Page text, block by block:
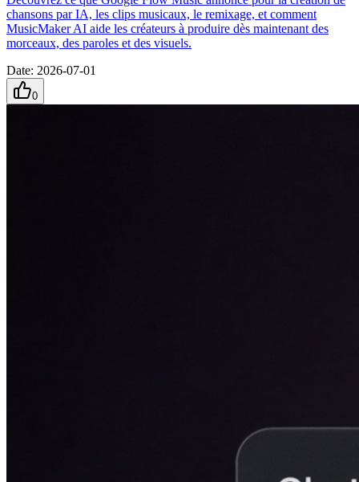
chansons par IA, les clips musicaux, le remixage, et comment
MusicMaker AI aide les créateurs à produire dès maintenant des
morceaux, des paroles et des visuels.
Date: 2026-07-01
0